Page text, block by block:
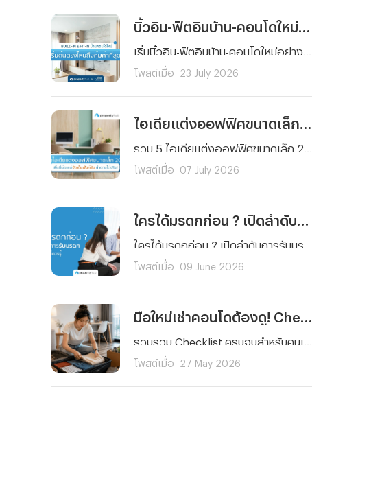
โพสต์เมื่อ 23 July 2026
โพสต์เมื่อ 07 July 2026
โพสต์เมื่อ 09 June 2026
โพสต์เมื่อ 27 May 2026